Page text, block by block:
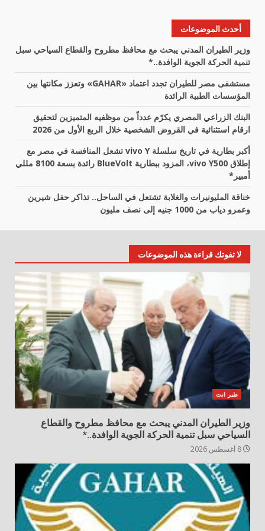
أحدث الموضوعات
وزير الطيران المدني يبحث مع محافظ مطروح والقطاع السياحي سبل
تنمية الحركة الجوية الوافدة..*
مستشفى مصر للطيران تجدد اعتماد «GAHAR» وتعزز مكانتها بين
المؤسسات الطبية الرائدة
البنك الزراعي المصري يكرّم عدداً من موظفيه المتميزين لتحقيق
ارقام استثنائية في القروض الشخصية خلال الربع الأول من 2026
أكبر بطارية في تاريخ سلسلة vivo Y تشعل المنافسة في مصر مع
إطلاق vivo Y500، المزود ببطارية BlueVolt رائدة بسعة 8100 مللي
أمبير*
خناقة المليونيرات والغلابة تشتعل في الساحل.. تذاكر حفل شيرين
وعمرو دياب من 1000 جنيه إلى نصف مليون
لا تفوتك قراءة هذه الموضوعات
طير انت
وزير الطيران المدني يبحث مع محافظ مطروح والقطاع
السياحي سبل تنمية الحركة الجوية الوافدة..*